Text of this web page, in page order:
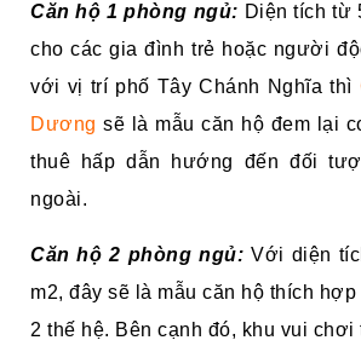
Căn hộ 1 phòng ngủ: Diện tích từ
cho các gia đình trẻ hoặc người
với vị trí phố Tây Chánh Nghĩa thì
Dương sẽ là mẫu căn hộ đem lại
thuê hấp dẫn hướng đến đối
ngoài.
Căn hộ 2 phòng ngủ:Với diện
m2, đây sẽ là mẫu căn hộ thích
2 thế hệ. Bên cạnh đó, khu vui chơi